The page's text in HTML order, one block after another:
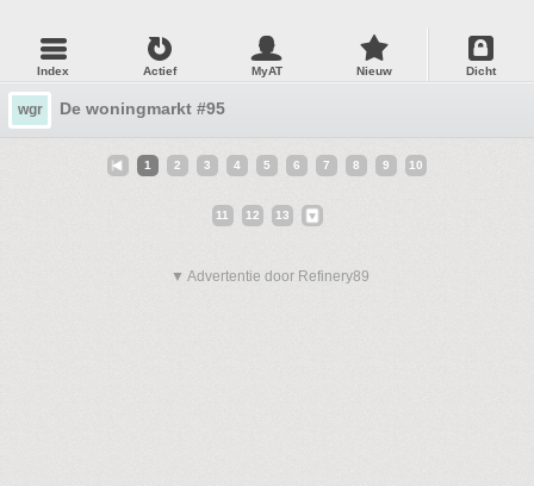
Index Actief MyAT Nieuw Dicht
wgr De woningmarkt #95
1 2 3 4 5 6 7 8 9 10
11 12 13
▼ Advertentie door Refinery89